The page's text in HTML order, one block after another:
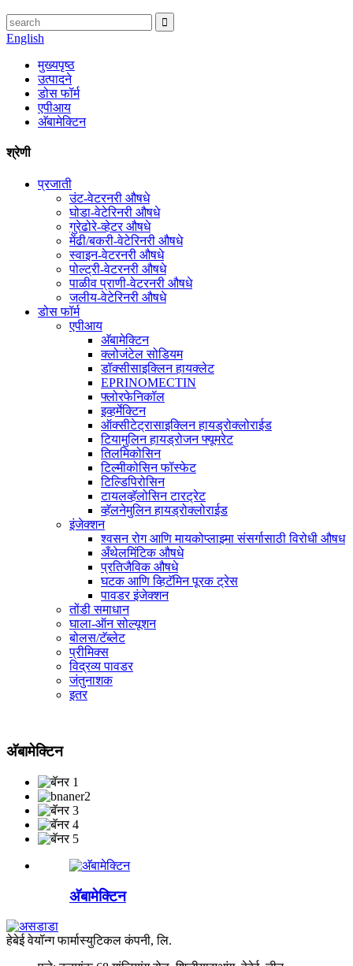
English
मुख्यपृष्ठ
उत्पादने
डोस फॉर्म
एपीआय
अ‍ॅबामेक्टिन
श्रेणी
प्रजाती
उंट-वेटरनरी औषधे
घोडा-वेटेरिनरी औषधे
गुरेढोरे-व्हेटर औषधे
मेंढी/बकरी-वेटेरिनरी औषधे
स्वाइन-वेटरनरी औषधे
पोल्ट्री-वेटरनरी औषधे
पाळीव प्राणी-वेटरनरी औषधे
जलीय-वेटेरिनरी औषधे
डोस फॉर्म
एपीआय
अ‍ॅबामेक्टिन
क्लोजंटेल सोडियम
डॉक्सीसाइक्लिन हायक्लेट
EPRINOMECTIN
फ्लोरफेनिकॉल
इव्हर्मेक्टिन
ऑक्सीटेट्रासाइक्लिन हायड्रोक्लोराईड
टियामुलिन हायड्रोजन फ्यूमरेट
तिलमिकोसिन
टिल्मीकोसिन फॉस्फेट
टिल्डिपिरोसिन
टायलव्हॅलोसिन टारट्रेट
व्हॅलनेमुलिन हायड्रोक्लोराईड
इंजेक्शन
श्वसन रोग आणि मायकोप्लाझ्मा संसर्गासाठी विरोधी औषध
अँथेलमिंटिक औषधे
प्रतिजैविक औषधे
घटक आणि व्हिटॅमिन पूरक ट्रेस
पावडर इंजेक्शन
तोंडी समाधान
घाला-ऑन सोल्यूशन
बोलस/टॅब्लेट
प्रीमिक्स
विद्रव्य पावडर
जंतुनाशक
इतर
अ‍ॅबामेक्टिन
अ‍ॅबामेक्टिन
हेबेई वेयॉन्ग फार्मास्युटिकल कंपनी, लि.